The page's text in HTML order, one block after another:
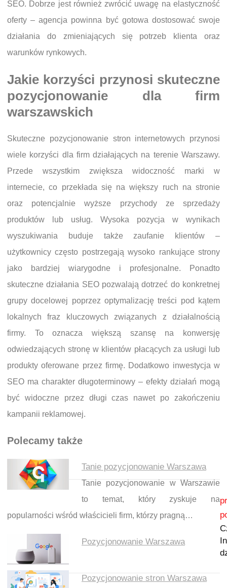
SEO. Dobrze jest również zwrócić uwagę na elastyczność
oferty – agencja powinna być gotowa dostosować swoje
działania do zmieniających się potrzeb klienta oraz
warunków rynkowych.
Jakie korzyści przynosi skuteczne
pozycjonowanie dla firm
warszawskich
Skuteczne pozycjonowanie stron internetowych przynosi
wiele korzyści dla firm działających na terenie Warszawy.
Przede wszystkim zwiększa widoczność marki w
internecie, co przekłada się na większy ruch na stronie
oraz potencjalnie wyższe przychody ze sprzedaży
produktów lub usług. Wysoka pozycja w wynikach
wyszukiwania buduje także zaufanie klientów –
użytkownicy często postrzegają wysoko rankujące strony
jako bardziej wiarygodne i profesjonalne. Ponadto
skuteczne działania SEO pozwalają dotrzeć do konkretnej
grupy docelowej poprzez optymalizację treści pod kątem
lokalnych fraz kluczowych związanych z działalnością
firmy. To oznacza większą szansę na konwersję
odwiedzających stronę w klientów płacących za usługi lub
produkty oferowane przez firmę. Dodatkowo inwestycja w
SEO ma charakter długoterminowy – efekty działań mogą
być widoczne przez długi czas nawet po zakończeniu
kampanii reklamowej.
Polecamy także
Tanie pozycjonowanie Warszawa
Tanie pozycjonowanie w Warszawie
to temat, który zyskuje na
popularności wśród właścicieli firm, którzy pragną…
Pozycjonowanie Warszawa
Pozycjonowanie stron Warszawa
Nawigacja wpisu